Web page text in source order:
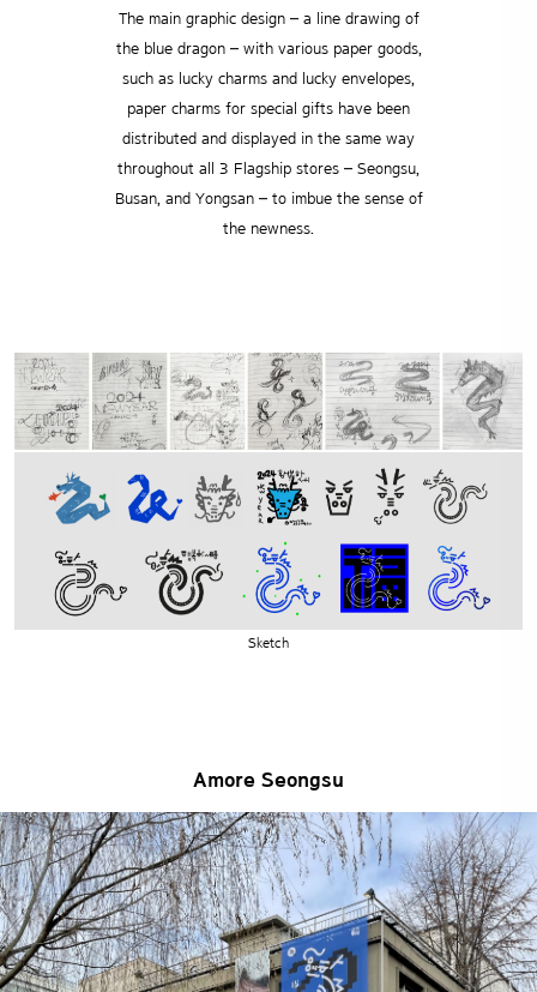
The main graphic design – a line drawing of
the blue dragon – with various paper goods,
such as lucky charms and lucky envelopes,
paper charms for special gifts have been
distributed and displayed in the same way
throughout all 3 Flagship stores – Seongsu,
Busan, and Yongsan – to imbue the sense of
the newness.
Sketch
Amore Seongsu